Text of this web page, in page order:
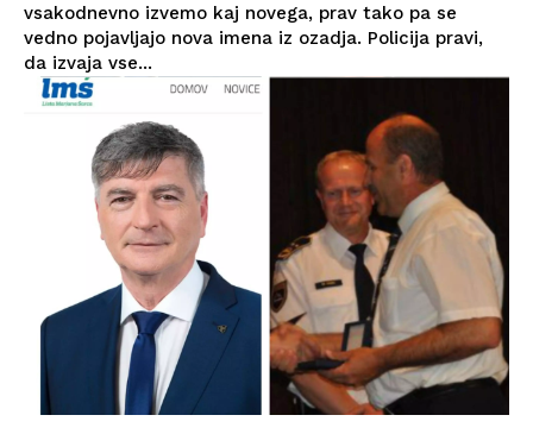
vsakodnevno izvemo kaj novega, prav tako pa se
vedno pojavljajo nova imena iz ozadja. Policija pravi,
da izvaja vse...